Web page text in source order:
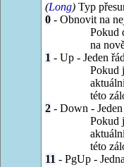
(Long)Typ
0- Obnovit na
Pokud
na
1 - Up - Jeden
Pokud
této
2- Down - Jeden
Pokud
této
11 - PgUp -